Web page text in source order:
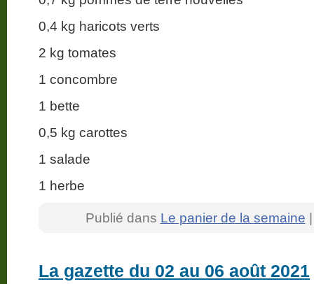
0,4 kg haricots verts
2 kg tomates
1 concombre
1 bette
0,5 kg carottes
1 salade
1 herbe
Publié dans Le panier de la semaine
La gazette du 02 au 06 août 2021